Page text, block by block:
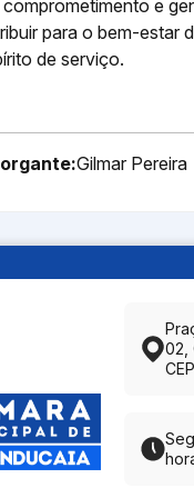
e
para o bem-estar
de serviço.
Gilmar Pereira
02,